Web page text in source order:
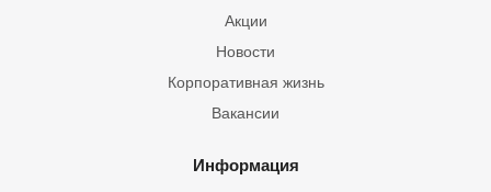
Акции
Новости
Корпоративная жизнь
Вакансии
Информация